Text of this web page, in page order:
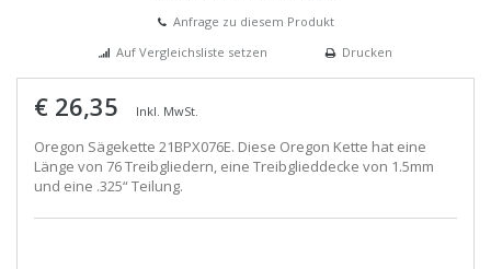
Anfrage zu diesem Produkt
Auf Vergleichsliste setzen
Drucken
€ 26,35 Inkl. MwSt.
Oregon Sägekette 21BPX076E. Diese Oregon Kette hat eine
Länge von 76 Treibgliedern, eine Treibglieddecke von 1.5mm
und eine .325“ Teilung.